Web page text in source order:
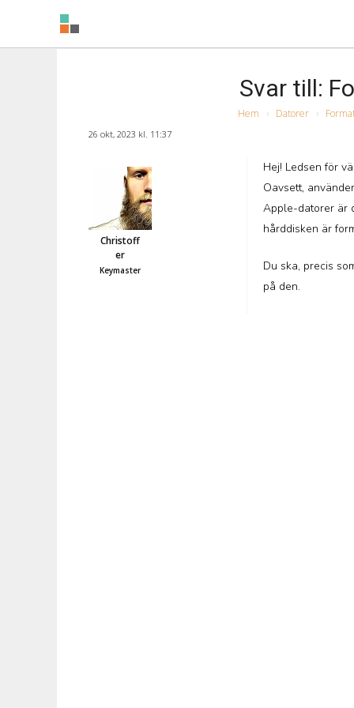
Svar till:
Hem › Datorer ›
26 okt, 2023 kl. 11:37
Christoff
er
Keymaster
Hej! Ledsen för
Oavsett,
Apple-datorer är
hårddisken är
Du ska, precis
på den.